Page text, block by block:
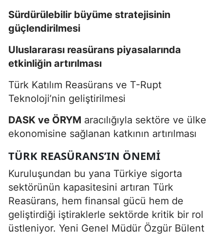
Sürdürülebilir büyüme stratejisinin
güçlendirilmesi
Uluslararası reasürans piyasalarında
etkinliğin artırılması
Türk Katılım Reasürans ve T-Rupt
Teknoloji’nin geliştirilmesi
DASK ve ÖRYM aracılığıyla sektöre ve ülke
ekonomisine sağlanan katkının artırılması
TÜRK REASÜRANS’IN ÖNEMI
Kuruluşundan bu yana Türkiye sigorta
sektörünün kapasitesini artıran Türk
Reasürans, hem finansal gücü hem de
geliştirdiği iştiraklerle sektörde kritik bir rol
üstleniyor. Yeni Genel Müdür Özgür Bülent